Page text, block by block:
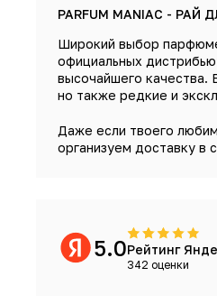
PARFUM MANIAC -
Широкий выбор
официальных
высочайшего качества.
но также редкие и
Даже если твоего
организуем доставку в
5.0Рейтинг
342 оценки